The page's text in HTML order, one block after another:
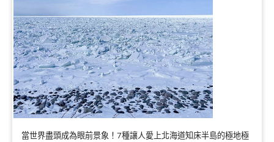
當世界盡頭成為眼前景象！7種讓人愛上北海道知床半島的極地極